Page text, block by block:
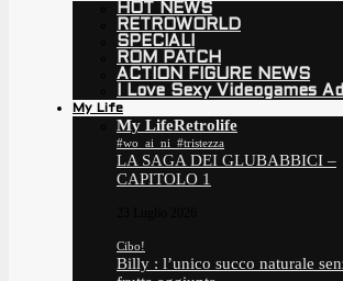
HOT NEWS
RETROWORLD
SPECIALI
ROM PATCH
ACTION FIGURE NEWS
I Love Sexy Videogames
My Life
My LifeRetrolife
#wo_ai_ni_#tristezza
LA SAGA DEI GLUBABBICI –
CAPITOLO 1
Cibo!
Billy : l’unico succo naturale